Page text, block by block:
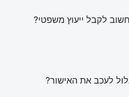
לקבל ייעוץ משפטי?